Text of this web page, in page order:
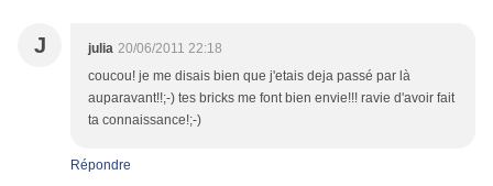
J julia 20/06/2011 22:18
coucou! je me disais bien que j'etais deja passé par là
auparavant!!;-) tes bricks me font bien envie!!! ravie d'avoir fait
ta connaissance!;-)
Répondre